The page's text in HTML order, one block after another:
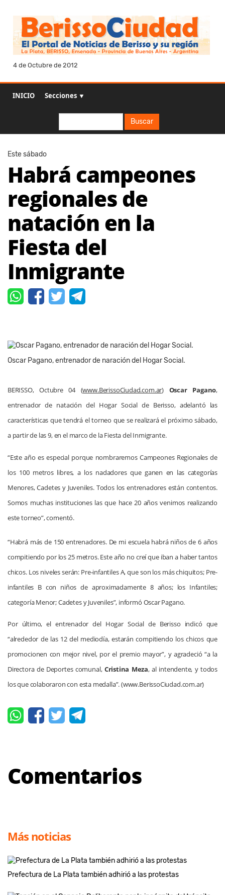
4 de Octubre de 2012
INICIO Secciones ▼
Buscar
Este sábado
Habrá campeones
regionales de
natación en la
Fiesta del
Inmigrante
Oscar Pagano, entrenador de naración del Hogar Social.
BERISSO, Octubre 04 (www.BerissoCiudad.com.ar) Oscar Pagano,
entrenador de natación del Hogar Social de Berisso, adelantó las
características que tendrá el torneo que se realizará el próximo sábado,
a partir de las 9, en el marco de la Fiesta del Inmigrante.
“Este año es especial porque nombraremos Campeones Regionales de
los 100 metros libres, a los nadadores que ganen en las categorías
Menores, Cadetes y Juveniles. Todos los entrenadores están contentos.
Somos muchas instituciones las que hace 20 años venimos realizando
este torneo”, comentó.
“Habrá más de 150 entrenadores. De mi escuela habrá niños de 6 años
compitiendo por los 25 metros. Este año no creí que iban a haber tantos
chicos. Los niveles serán: Pre-infantiles A, que son los más chiquitos; Pre-
infantiles B con niños de aproximadamente 8 años; los Infantiles;
categoría Menor; Cadetes y Juveniles”, informó Oscar Pagano.
Por último, el entrenador del Hogar Social de Berisso indicó que
“alrededor de las 12 del mediodía, estarán compitiendo los chicos que
promocionen con mejor nivel, por el premio mayor”, y agradeció “a la
Directora de Deportes comunal, Cristina Meza, al intendente, y todos
los que colaboraron con esta medalla”. (www.BerissoCiudad.com.ar)
Comentarios
Más noticias
Prefectura de La Plata también adhirió a las protestas